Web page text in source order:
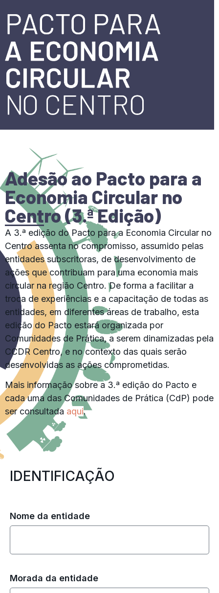
Adesão ao Pacto para a
Economia Circular no
Centro (3.ª Edição)
A 3.ª edição do Pacto para a Economia Circular no
Centro assenta no compromisso, assumido pelas
entidades subscritoras, de desenvolvimento de
ações que contribuam para uma economia mais
circular na região Centro. De forma a facilitar a
troca de experiências e a capacitação de todas as
entidades, em diferentes áreas de trabalho, esta
edição do Pacto estará organizada por
Comunidades de Prática, a serem dinamizadas pela
CCDR Centro, e no contexto das quais serão
desenvolvidas as ações comprometidas.
Mais informação sobre a 3.ª edição do Pacto e
cada uma das Comunidades de Prática (CdP) pode
ser consultada aqui.
IDENTIFICAÇÃO
Nome da entidade
Morada da entidade